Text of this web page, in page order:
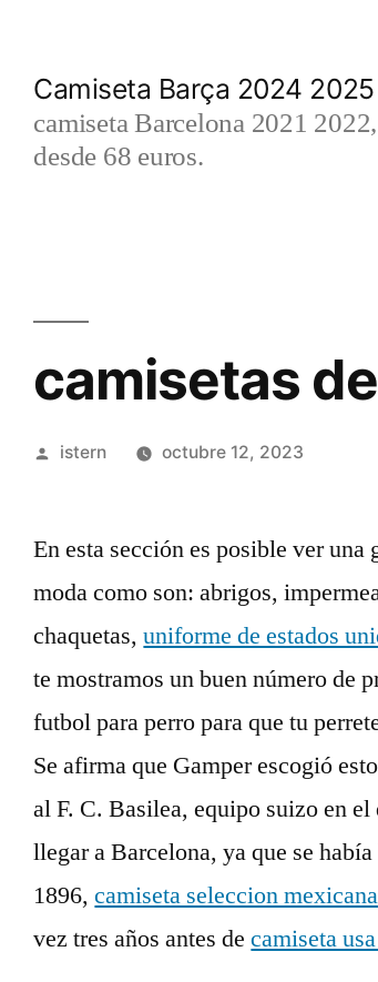
Camiseta Barça 2024 2025
camiseta Barcelona 2021
desde 68 euros.
camisetas
Publicado
istern octubre 12, 2023
En esta sección es posible ver una
moda como son: abrigos,
chaquetas,uniforme de estados
te mostramos un buen número de
futbol para perro para que tu
Se afirma que Gamper escogió
al F. C. Basilea, equipo suizo en
llegar a Barcelona, ya que se
1896,camiseta seleccion mexicana
vez tres años antes decamiseta